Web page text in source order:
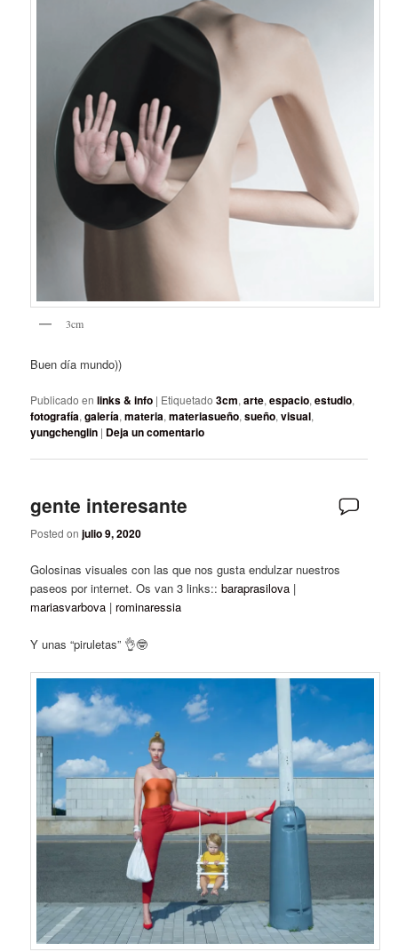
3cm
Buen día mundo))
Publicado en links & info | Etiquetado 3cm,arte,espacio,estudio,
fotografía,galería,materia,materiasueño,sueño,visual,
yungchenglin | Deja un comentario
gente interesante
Posted onjulio 9, 2020
Golosinas visuales con las que nos gusta endulzar nuestros
paseos por internet. Os van 3 links::baraprasilova |
mariasvarbova | rominaressia
Y unas “piruletas” 👌🤓